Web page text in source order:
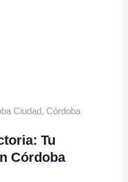
Ciudad, Córdoba
Tu
Córdoba